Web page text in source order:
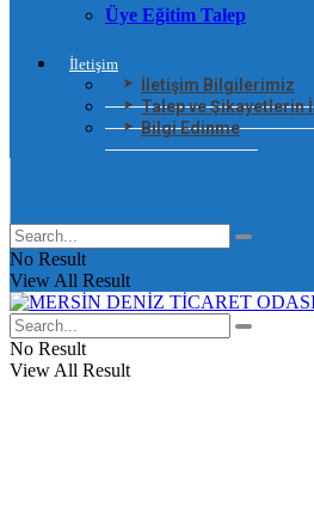
Üye Eğitim Talep
İletişim
İletişim Bilgilerimiz
Talep ve Şikayetlerin
Bilgi Edinme
No Result
View All Result
No Result
View All Result